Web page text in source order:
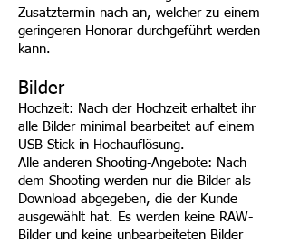
Zusatztermin nach an, welcher zu einem
geringeren Honorar durchgeführt werden
kann.
Bilder
Hochzeit: Nach der Hochzeit erhaltet ihr
alle Bilder minimal bearbeitet auf einem
USB Stick in Hochauflösung.
Alle anderen Shooting-Angebote: Nach
dem Shooting werden nur die Bilder als
Download abgegeben, die der Kunde
ausgewählt hat. Es werden keine RAW-
Bilder und keine unbearbeiteten Bilder